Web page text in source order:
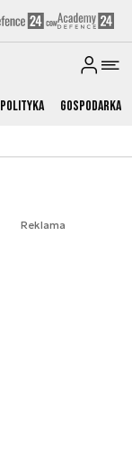
Polityka Gospodarka
Reklama